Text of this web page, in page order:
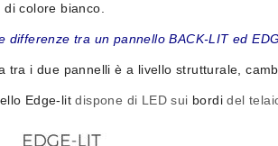
di colore bianco.
differenze tra un pannello BACK-LIT ed
tra i due pannelli è a livello strutturale,
Edge-lit dispone di LED sui bordi del